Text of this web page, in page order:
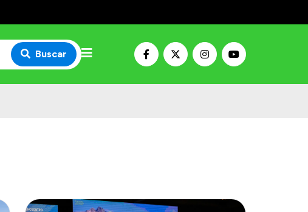
Buscar